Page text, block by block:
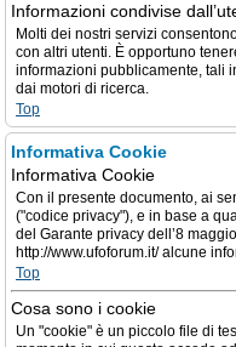
Informazioni condivise
Molti dei nostri servizi
con altri utenti. È opportuno
informazioni pubblicamente, tali
dai motori di ricerca.
Top
Informativa Cookie
Informativa Cookie
Con il presente documento, ai
("codice privacy"), e in base a
del Garante privacy dell’8
http://www.ufoforum.it/ alcune
Top
Cosa sono i cookie
Un "cookie" è un piccolo file di